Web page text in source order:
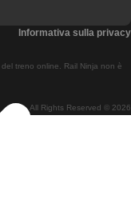
All Rights Reserved © 2026
treno online. Rail Ninja non è
Informativa sulla privacy